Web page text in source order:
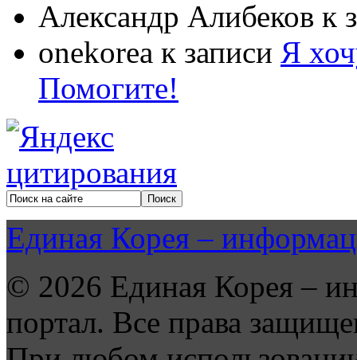
Александр Алибеков к
onekorea к записи Я
Помогите!
Единая Корея –
© 2026 Единая Корея –
портал. Все права